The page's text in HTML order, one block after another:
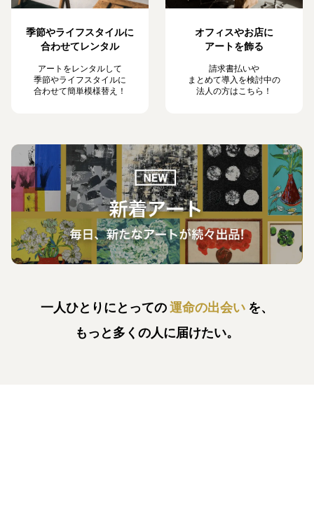
季節やライフスタイルに
合わせてレンタル
アートをレンタルして
季節やライフスタイルに
合わせて簡単模様替え！
オフィスやお店に
アートを飾る
請求書払いや
まとめて導入を検討中の
法人の方はこちら！
一人ひとりにとっての運命の出会い を、
もっと多くの人に届けたい。